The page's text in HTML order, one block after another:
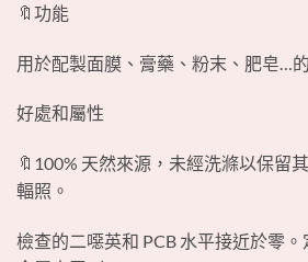
🔖功能
用於配製面膜、膏藥、粉末、肥皂…
好處和屬性
🔖100% 天然來源，未經洗滌以保留
輻照。
檢查的二噁英和 PCB 水平接近於零